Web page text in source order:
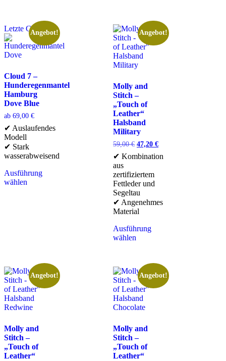
Letzte Chance
Angebot!
Cloud 7 –
Hunderegenmantel
Hamburg
Dove Blue
ab 69,00 €
✔ Auslaufendes
Modell
✔ Stark
wasserabweisend
Ausführung
wählen
Angebot!
Molly and
Stitch –
„Touch of
Leather“
Halsband
Military
59,00€ 47,20 €
✔ Kombination
aus
zertifiziertem
Fettleder und
Segeltau
✔ Angenehmes
Material
Ausführung
wählen
Angebot!
Molly and
Stitch –
„Touch of
Leather“
Angebot!
Molly and
Stitch –
„Touch of
Leather“